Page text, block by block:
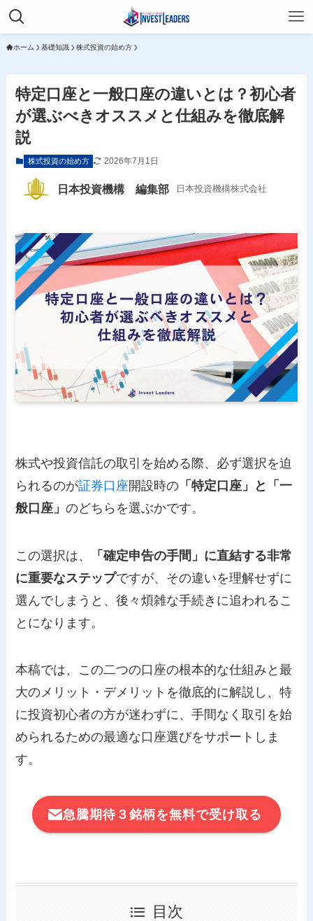
ホーム 基礎知識 株式投資の始め方
特定口座と一般口座の違いとは？初心者
が選ぶべきオススメと仕組みを徹底解
説
株式投資の始め方 2026年7月1日
日本投資機構 編集部 日本投資機構株式会社
株式や投資信託の取引を始める際、必ず選択を迫
られるのが証券口座開設時の 「特定口座」と「一
般口座」のどちらを選ぶかです。
この選択は、
「確定申告の手間」に直結する非常
に重要なステップですが、その違いを理解せずに
選んでしまうと、後々煩雑な手続きに追われるこ
とになります。
本稿では、この二つの口座の根本的な仕組みと最
大のメリット・デメリットを徹底的に解説し、特
に投資初心者の方が迷わずに、手間なく取引を始
められるための最適な口座選びをサポートしま
す。
急騰期待３銘柄を無料で受け取る
目次